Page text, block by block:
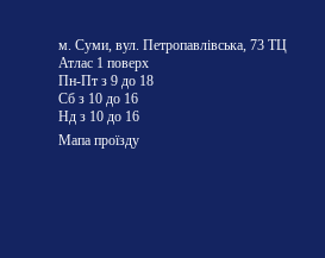
м. Суми, вул. Петропавлівська, 73 ТЦ
Атлас 1 поверх
Пн-Пт з 9 до 18
Сб з 10 до 16
Нд з 10 до 16
Мапа проїзду